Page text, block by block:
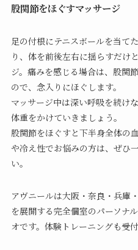
股関節をほぐすマッサージ
足の付根にテニスボールを当て
り、体を前後左右に揺らすだけ
ジ。痛みを感じる場合は、股関
ので、念入りにほぐします。
マッサージ中は深い呼吸を続け
体重をかけていきましょう。
股関節をほぐすと下半身全体の
や冷え性でお悩みの方は、ぜひ
い。
アヴニールは大阪・奈良・兵庫
を展開する完全個室のパーソナ
オです。体験トレーニングも受付